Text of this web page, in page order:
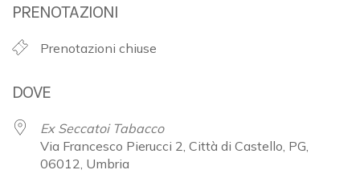
PRENOTAZIONI
Prenotazioni chiuse
DOVE
Ex Seccatoi Tabacco
Via Francesco Pierucci 2, Città di Castello, PG,
06012, Umbria